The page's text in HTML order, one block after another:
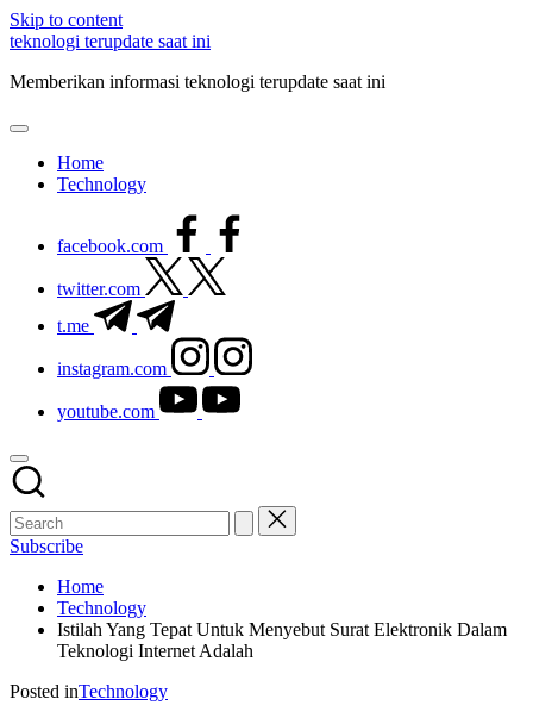
Skip to content
teknologi terupdate saat ini
Memberikan informasi teknologi terupdate saat ini
Home
Technology
facebook.com
twitter.com
t.me
instagram.com
youtube.com
Subscribe
Home
Technology
Istilah Yang Tepat Untuk Menyebut Surat Elektronik Dalam
Teknologi Internet Adalah
Posted inTechnology